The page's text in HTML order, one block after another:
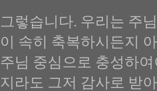
그렇습니다. 우리는 주
이 속히 축복하시든지
주님 중심으로 충성하
지라도 그저 감사로 받